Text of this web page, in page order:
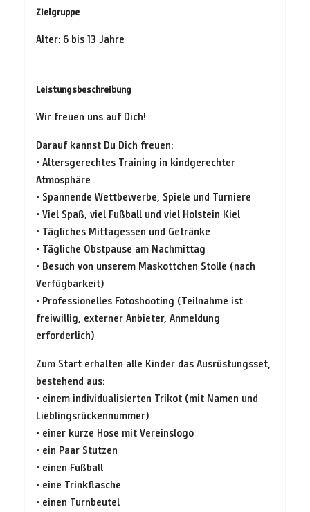
Zielgruppe
Alter: 6 bis 13 Jahre
Leistungsbeschreibung
Wir freuen uns auf Dich!
Darauf kannst Du Dich freuen:
• Altersgerechtes Training in kindgerechter
Atmosphäre
• Spannende Wettbewerbe, Spiele und Turniere
• Viel Spaß, viel Fußball und viel Holstein Kiel
• Tägliches Mittagessen und Getränke
• Tägliche Obstpause am Nachmittag
• Besuch von unserem Maskottchen Stolle (nach
Verfügbarkeit)
• Professionelles Fotoshooting (Teilnahme ist
freiwillig, externer Anbieter, Anmeldung
erforderlich)
Zum Start erhalten alle Kinder das Ausrüstungsset,
bestehend aus:
• einem individualisierten Trikot (mit Namen und
Lieblingsrückennummer)
• einer kurze Hose mit Vereinslogo
• ein Paar Stutzen
• einen Fußball
• eine Trinkflasche
• einen Turnbeutel